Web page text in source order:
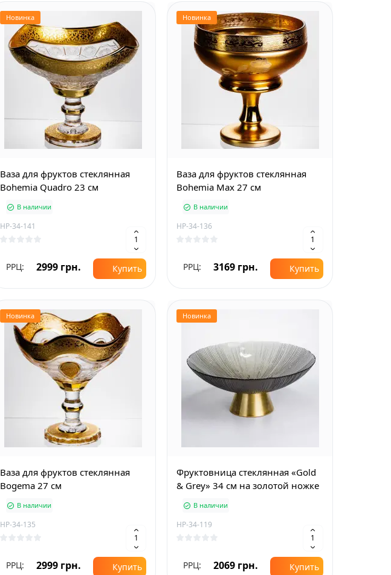
Новинка
Ваза для фруктов стеклянная
Bohemia Quadro 23 см
В наличии
HP-34-141
РРЦ: 2999 грн. Купить
Новинка
Ваза для фруктов стеклянная
Bohemia Max 27 см
В наличии
HP-34-136
РРЦ: 3169 грн. Купить
Новинка
Ваза для фруктов стеклянная
Bogema 27 см
В наличии
HP-34-135
РРЦ: 2999 грн. Купить
Новинка
Фруктовница стеклянная «Gold
& Grey» 34 см на золотой ножке
В наличии
HP-34-119
РРЦ: 2069 грн. Купить